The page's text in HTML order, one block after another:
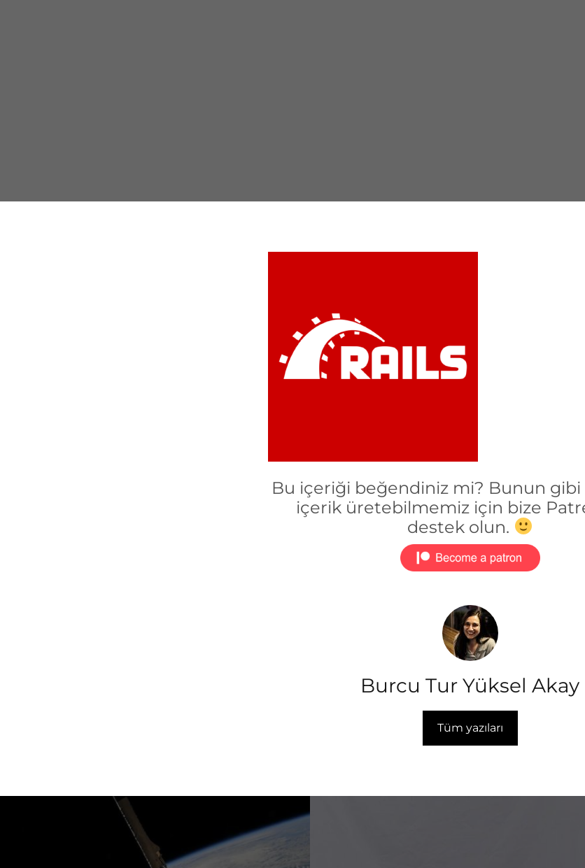
Bu içeriği beğendiniz mi? Bunun gibi
içerik üretebilmemiz için bize
destek olun.
Burcu Tur Yüksel Akay
Tüm yazıları